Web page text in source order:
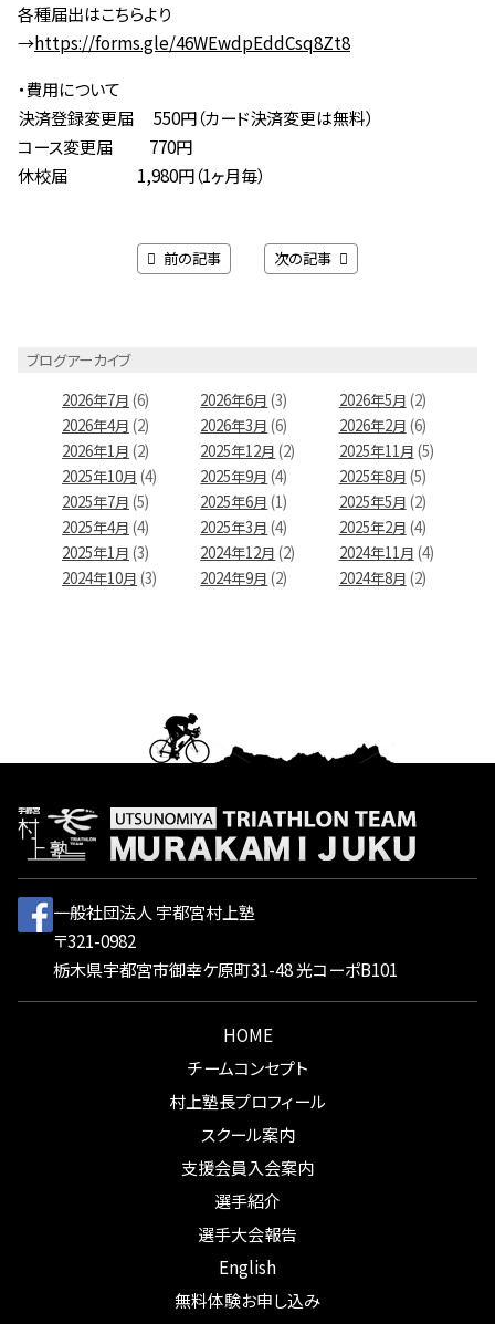
各種届出はこちらより
→https://forms.gle/46WEwdpEddCsq8Zt8
・費用について
決済登録変更届 550円（カード決済変更は無料）
コース変更届 770円
休校届 1,980円（1ヶ月毎）
前の記事 次の記事
ブログアーカイブ
2026年7月 (6) 2026年6月 (3) 2026年5月 (2)
2026年4月 (2) 2026年3月 (6) 2026年2月 (6)
2026年1月 (2) 2025年12月 (2) 2025年11月 (5)
2025年10月 (4) 2025年9月 (4) 2025年8月 (5)
2025年7月 (5) 2025年6月 (1) 2025年5月 (2)
2025年4月 (4) 2025年3月 (4) 2025年2月 (4)
2025年1月 (3) 2024年12月 (2) 2024年11月 (4)
2024年10月 (3) 2024年9月 (2) 2024年8月 (2)
一般社団法人 宇都宮村上塾
〒321-0982
栃木県宇都宮市御幸ケ原町31-48 光コーポB101
HOME
チームコンセプト
村上塾長プロフィール
スクール案内
支援会員入会案内
選手紹介
選手大会報告
English
無料体験お申し込み